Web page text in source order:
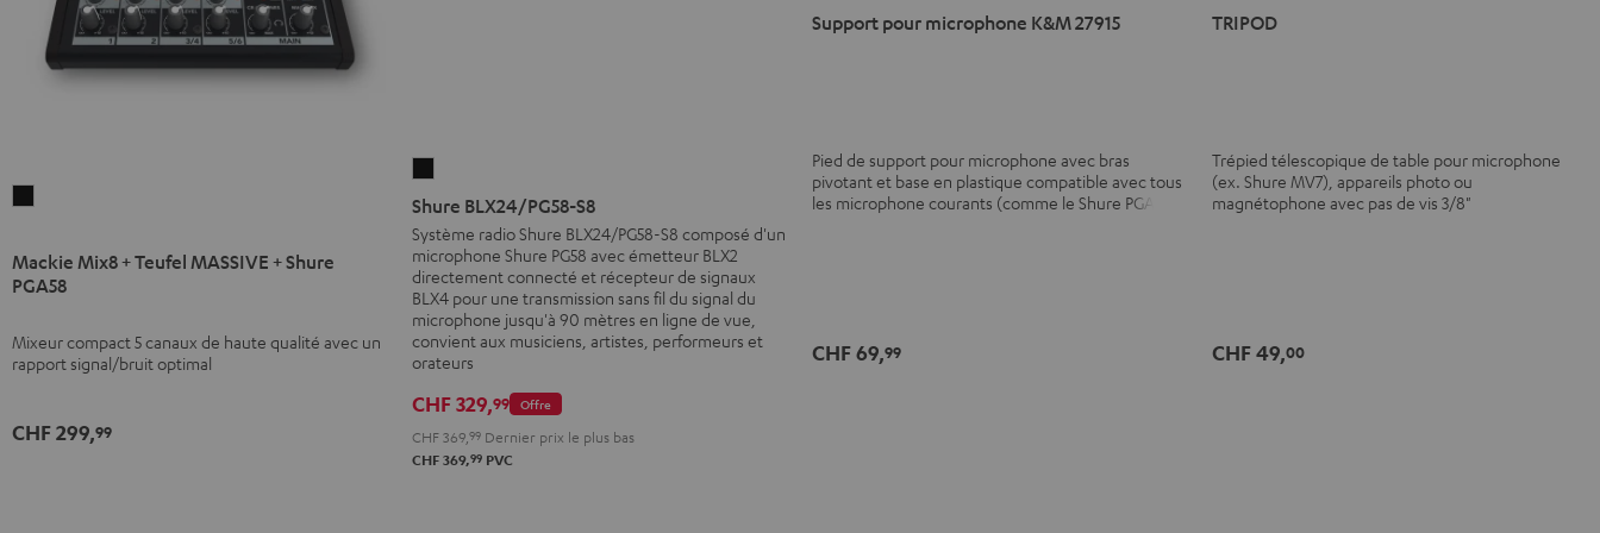
+
Teufel
+
Shure
Noir
Mackie Mix8 + Teufel MASSIVE + Shure
PGA58
Mixeur compact 5 canaux de haute qualité avec un
rapport signal/bruit optimal
CHF 299,99
BLX24/PG58-
S8
Noir
Shure BLX24/PG58-S8
Système radio Shure BLX24/PG58-S8 composé d'un
microphone Shure PG58 avec émetteur BLX2
directement connecté et récepteur de signaux
BLX4 pour une transmission sans fil du signal du
microphone jusqu'à 90 mètres en ligne de vue,
convient aux musiciens, artistes, performeurs et
orateurs
Offre
CHF 329,99
CHF 369, 99 Dernier prix le plus bas
CHF 369,99 PVC
Noir
Support pour microphone K&M 27915
Pied de support pour microphone avec bras
pivotant et base en plastique compatible avec tous
les microphone courants (comme le Shure PGA58)
CHF 69,99
TRIPOD
Trépied télescopique de table pour microphone
(ex. Shure MV7), appareils photo ou
magnétophone avec pas de vis 3/8"
CHF 49,00